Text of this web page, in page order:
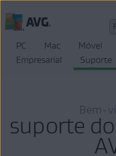
PC Mac Móvel
Empresarial
Suporte
Bem-
suporte